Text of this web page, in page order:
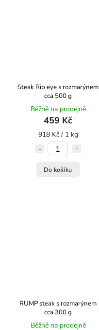
Steak Rib eye s rozmarýnem
cca 500 g
Běžně na prodejně
459 Kč
918 Kč / 1 kg
Do košíku
RUMP steak s rozmarýnem
cca 300 g
Běžně na prodejně